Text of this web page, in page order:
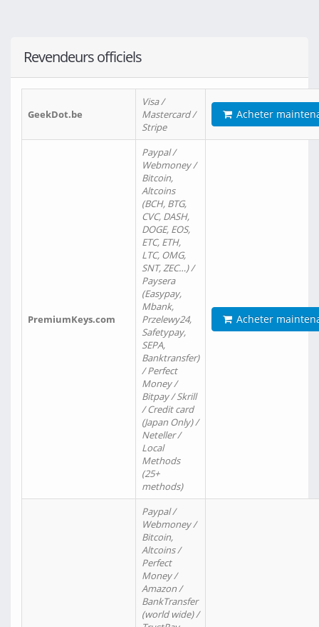
Revendeurs officiels
GeekDot.be
Visa /
Mastercard /
Stripe
Acheter
PremiumKeys.com
Paypal /
Webmoney /
Bitcoin,
Altcoins
(BCH, BTG,
CVC, DASH,
DOGE, EOS,
ETC, ETH,
LTC, OMG,
SNT, ZEC…) /
Paysera
(Easypay,
Mbank,
Przelewy24,
Safetypay,
SEPA,
Banktransfer)
/ Perfect
Money /
Bitpay / Skrill
/ Credit card
(Japan Only) /
Neteller /
Local
Methods
(25+
methods)
Acheter
Paypal /
Webmoney /
Bitcoin,
Altcoins /
Perfect
Money /
Amazon /
BankTransfer
(world wide) /